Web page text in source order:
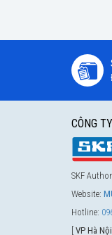
CÔNG
SKF
Website:
Hotline:
VP Hà Nội